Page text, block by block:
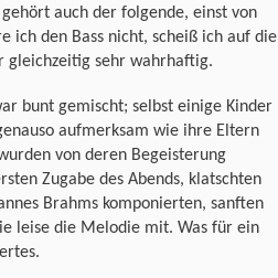
auch der folgende, einst von
ich den Bass nicht, scheiß ich auf die
gleichzeitig sehr wahrhaftig.
bunt gemischt; selbst einige Kinder
aufmerksam wie ihre Eltern
von deren Begeisterung
Zugabe des Abends, klatschten
Brahms komponierten, sanften
leise die Melodie mit. Was für ein